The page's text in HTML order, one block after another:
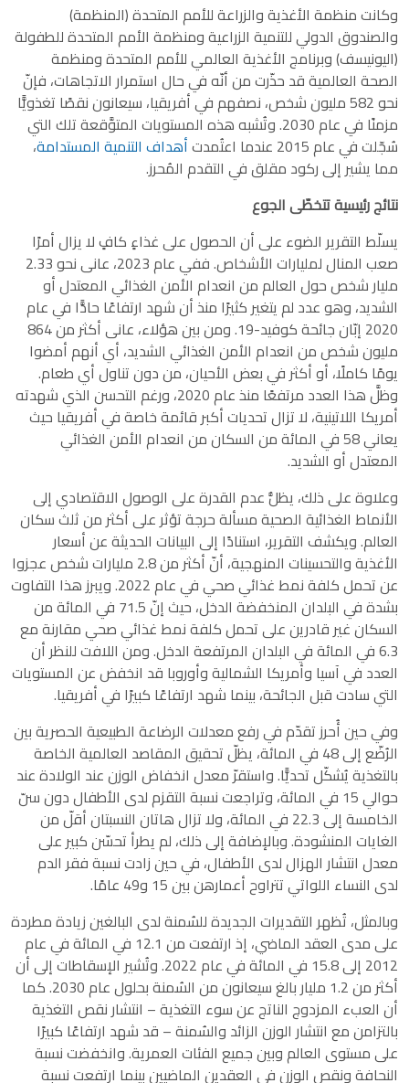
وكانت منظمة الأغذية والزراعة للأمم المتحدة (المنظمة)
والصندوق الدولي للتنمية الزراعية ومنظمة الأمم المتحدة للطفولة
(اليونيسف) وبرنامج الأغذية العالمي للأمم المتحدة ومنظمة
الصحة العالمية قد حذّرت من أنّه في حال استمرار الاتجاهات، فإنّ
نحو 582 مليون شخص، نصفهم في أفريقيا، سيعانون نقصًا تغذويًّا
مزمنًا في عام 2030. وتُشبه هذه المستويات المتوَّقعة تلك التي
سُجّلت في عام 2015 عندما اعتُمدت
أهداف التنمية المستدامة،
مما يشير إلى ركود مقلق في التقدم المُحرز.
نتائج رئيسية تتخطّى الجوع
يسلّط التقرير الضوء على أن الحصول على غذاءٍ كافٍ لا يزال أمرًا
صعب المنال لمليارات الأشخاص. ففي عام 2023، عانى نحو 2.33
مليار شخص حول العالم من انعدام الأمن الغذائي المعتدل أو
الشديد، وهو عدد لم يتغير كثيرًا منذ أن شهد ارتفاعًا حادًّا في عام
2020 إبّان جائحة كوفيد-19. ومن بين هؤلاء، عانى أكثر من 864
مليون شخص من انعدام الأمن الغذائي الشديد، أي أنهم أمضوا
يومًا كاملًا، أو أكثر في بعض الأحيان، من دون تناول أي طعام.
وظلَّ هذا العدد مرتفعًا منذ عام 2020، ورغم التحسن الذي شهدته
أمريكا اللاتينية، لا تزال تحديات أكبر قائمة خاصة في أفريقيا حيث
يعاني 58 في المائة من السكان من انعدام الأمن الغذائي
المعتدل أو الشديد.
وعلاوة على ذلك، يظلُّ عدم القدرة على الوصول الاقتصادي إلى
الأنماط الغذائية الصحية مسألة حرجة تؤثر على أكثر من ثلث سكان
العالم. ويكشف التقرير، استنادًا إلى البيانات الحديثة عن أسعار
الأغذية والتحسينات المنهجية، أنّ أكثر من 2.8 مليارات شخص عجزوا
عن تحمل كلفة نمط غذائي صحي في عام 2022. ويبرز هذا التفاوت
بشدة في البلدان المنخفضة الدخل، حيث إنّ 71.5 في المائة من
السكان غير قادرين على تحمل كلفة نمط غذائي صحي مقارنة مع
6.3 في المائة في البلدان المرتفعة الدخل. ومن اللافت للنظر أن
العدد في آسيا وأمريكا الشمالية وأوروبا قد انخفض عن المستويات
التي سادت قبل الجائحة، بينما شهد ارتفاعًا كبيرًا في أفريقيا.
وفي حين أُحرز تقدّم في رفع معدلات الرضاعة الطبيعية الحصرية بين
الرُضّع إلى 48 في المائة، يظلّ تحقيق المقاصد العالمية الخاصة
بالتغذية يُشكّل تحديًّا. واستقرّ معدل انخفاض الوزن عند الولادة عند
حوالي 15 في المائة، وتراجعت نسبة التقزم لدى الأطفال دون سنّ
الخامسة إلى 22.3 في المائة، ولا تزال هاتان النسبتان أقلّ من
الغايات المنشودة. وبالإضافة إلى ذلك، لم يطرأ تحسّن كبير على
معدل انتشار الهزال لدى الأطفال، في حين زادت نسبة فقر الدم
لدى النساء اللواتي تتراوح أعمارهن بين 15 و49 عامًا.
وبالمثل، تُظهر التقديرات الجديدة للسُمنة لدى البالغين زيادة مطردة
على مدى العقد الماضي، إذ ارتفعت من 12.1 في المائة في عام
2012 إلى 15.8 في المائة في عام 2022. وتُشير الإسقاطات إلى أن
أكثر من 1.2 مليار بالغ سيعانون من السُمنة بحلول عام 2030. كما
أن العبء المزدوج الناتج عن سوء التغذية – انتشار نقص التغذية
بالتزامن مع انتشار الوزن الزائد والسُمنة – قد شهد ارتفاعًا كبيرًا
على مستوى العالم وبين جميع الفئات العمرية. وانخفضت نسبة
النحافة ونقص الوزن في العقدين الماضيين بينما ارتفعت نسبة